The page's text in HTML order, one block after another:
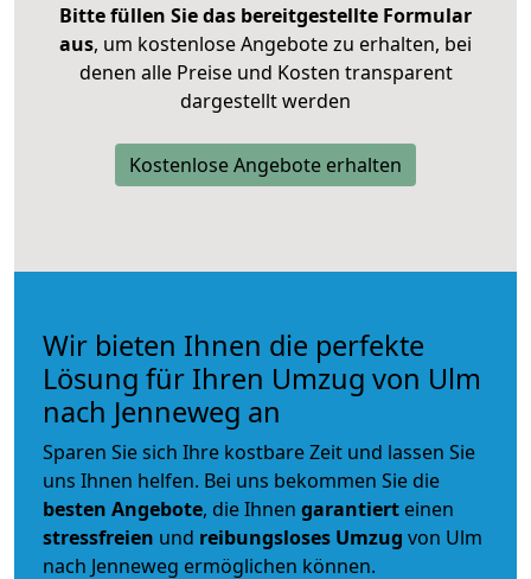
Bitte füllen Sie das bereitgestellte Formular
aus, um kostenlose Angebote zu erhalten, bei
denen alle Preise und Kosten transparent
dargestellt werden
Kostenlose Angebote erhalten
Wir bieten Ihnen die perfekte
Lösung für Ihren Umzug von Ulm
nach Jenneweg an
Sparen Sie sich Ihre kostbare Zeit und lassen Sie
uns Ihnen helfen. Bei uns bekommen Sie die
besten Angebote, die Ihnen garantiert einen
stressfreien und reibungsloses Umzug von Ulm
nach Jenneweg ermöglichen können.